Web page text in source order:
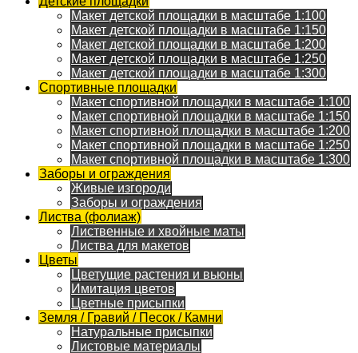
Макет детской площадки в масштабе 1:100
Макет детской площадки в масштабе 1:150
Макет детской площадки в масштабе 1:200
Макет детской площадки в масштабе 1:250
Макет детской площадки в масштабе 1:300
Спортивные площадки
Макет спортивной площадки в масштабе 1:100
Макет спортивной площадки в масштабе 1:150
Макет спортивной площадки в масштабе 1:200
Макет спортивной площадки в масштабе 1:250
Макет спортивной площадки в масштабе 1:300
Заборы и ограждения
Живые изгороди
Заборы и ограждения
Листва (фолиаж)
Лиственные и хвойные маты
Листва для макетов
Цветы
Цветущие растения и вьюны
Имитация цветов
Цветные присыпки
Земля / Гравий / Песок / Камни
Натуральные присыпки
Листовые материалы